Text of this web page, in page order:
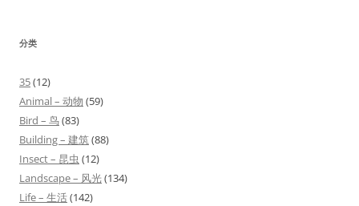
分类
35(12)
Animal – 动物 (59)
Bird – 鸟(83)
Building – 建筑(88)
Insect – 昆虫 (12)
Landscape – 风光(134)
Life – 生活(142)